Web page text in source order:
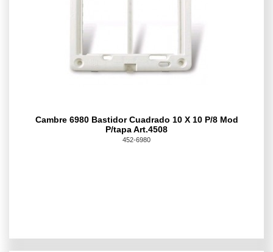
Cambre 6980 Bastidor Cuadrado 10 X 10 P/8 Mod
P/tapa Art.4508
452-6980